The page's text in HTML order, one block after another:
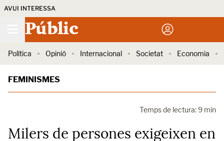
AVUI INTERESSA
Públic
Política Opinió Internacional Societat Economia
FEMINISMES
Temps de lectura: 9 min
Milers de persones exigeixen en